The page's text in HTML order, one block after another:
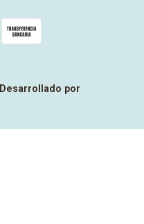
Desarrollado por